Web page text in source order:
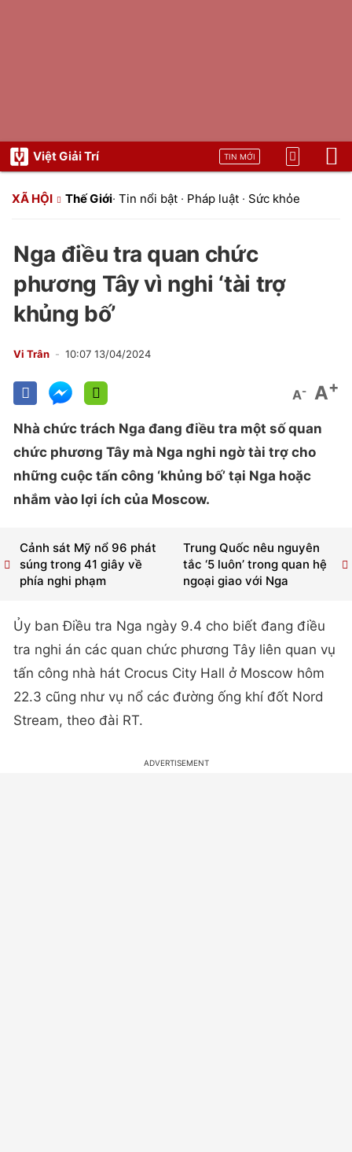
Việt Giải Trí TIN MỚI
XÃ HỘI Thế Giới· Tin nổi bật · Pháp luật · Sức khỏe
Nga điều tra quan chức
phương Tây vì nghi ‘tài trợ
khủng bố’
Vi Trân 10:07 13/04/2024
A- A+
Nhà chức trách Nga đang điều tra một số quan
chức phương Tây mà Nga nghi ngờ tài trợ cho
những cuộc tấn công ‘khủng bố’ tại Nga hoặc
nhắm vào lợi ích của Moscow.
Trung Quốc nêu nguyên
tắc ‘5 luôn’ trong quan hệ
ngoại giao với Nga
Cảnh sát Mỹ nổ 96 phát
súng trong 41 giây về
phía nghi phạm
Ủy ban Điều tra Nga ngày 9.4 cho biết đang điều
tra nghi án các quan chức phương Tây liên quan vụ
tấn công nhà hát Crocus City Hall ở Moscow hôm
22.3 cũng như vụ nổ các đường ống khí đốt Nord
Stream, theo đài RT.